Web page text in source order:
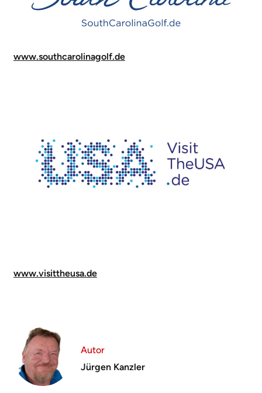
www.southcarolinagolf.de
www.visittheusa.de
Autor
Jürgen Kanzler